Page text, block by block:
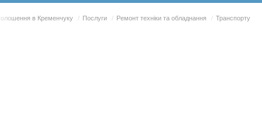
в Кременчуку / Послуги / Ремонт техніки та обладнання / Транспорту